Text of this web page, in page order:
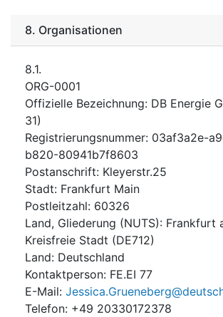
8. Organisationen
8.1.
ORG-0001
Offizielle Bezeichnung: DB Energie
31)
Registrierungsnummer: 03af3a2e-
b820-80941b7f8603
Postanschrift: Kleyerstr.25
Stadt: Frankfurt Main
Postleitzahl: 60326
Land, Gliederung (NUTS): Frankfurt
Kreisfreie Stadt (DE712)
Land: Deutschland
Kontaktperson: FE.EI 77
E-Mail:
Telefon: +49 20330172378